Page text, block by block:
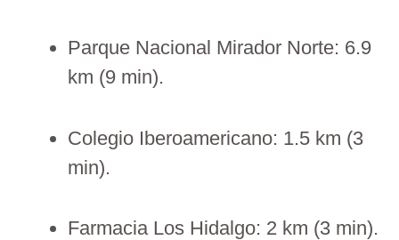
Parque Nacional Mirador Norte: 6.9
km (9 min).
Colegio Iberoamericano: 1.5 km (3
min).
Farmacia Los Hidalgo: 2 km (3 min).